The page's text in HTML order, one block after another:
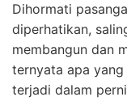
Dihormati
diperhatikan,
membangun dan
ternyata apa
terjadi dalam